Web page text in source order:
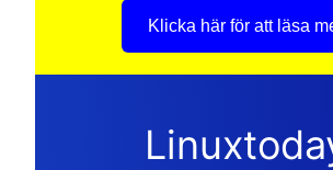
Klicka här för att läsa